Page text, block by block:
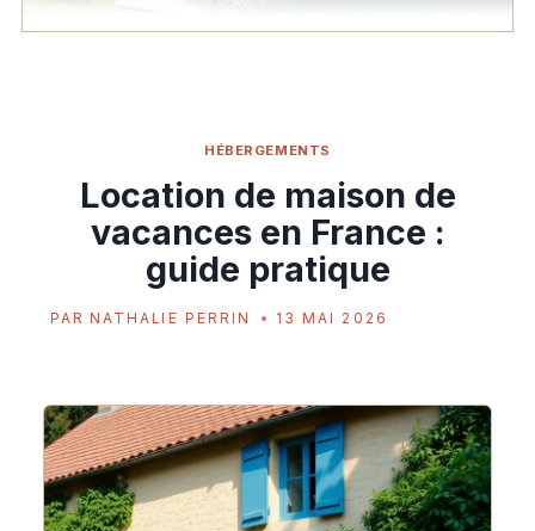
HÉBERGEMENTS
Location de maison de
vacances en France :
guide pratique
PAR NATHALIE PERRIN 13 MAI 2026